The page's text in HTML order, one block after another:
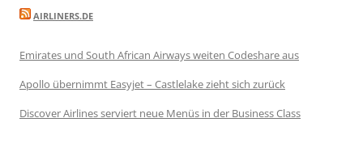
AIRLINERS.DE
Emirates und South African Airways weiten Codeshare aus
Apollo übernimmt Easyjet – Castlelake zieht sich zurück
Discover Airlines serviert neue Menüs in der Business Class